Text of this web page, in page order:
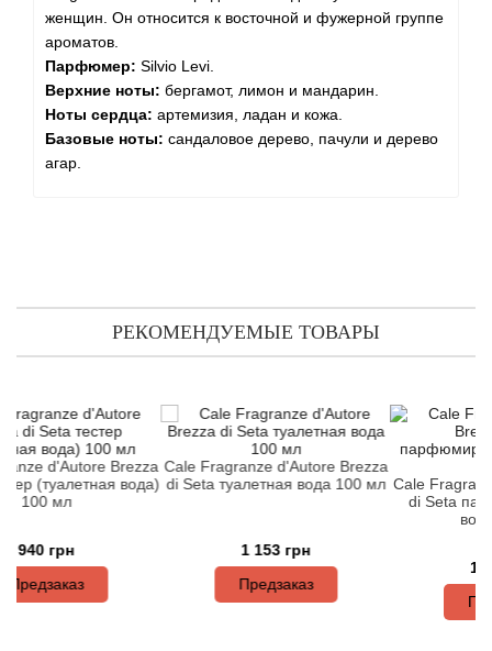
женщин. Он относится к восточной и фужерной группе
ароматов.
Парфюмер: Silvio Levi.
Верхние ноты: бергамот, лимон и мандарин.
Ноты сердца: артемизия, ладан и кожа.
Базовые ноты: сандаловое дерево, пачули и дерево
агар.
РЕКОМЕНДУЕМЫЕ ТОВАРЫ
Brezza
вода)
мл
грн
Cale Fragranze d'Autore Brezza
di Seta туалетная вода 100 мл
1 153 грн
Предзаказ
Cale Fragranze
di Seta
вода 100
1 065
Alaia Paris
Alexander McQueen
Alexandre Barthet
Alyson Oldoini
American Crew
Amouage
Amouroud
Andre L'Arom